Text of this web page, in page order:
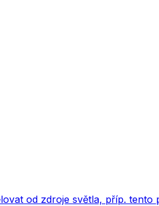
od zdroje světla, příp.